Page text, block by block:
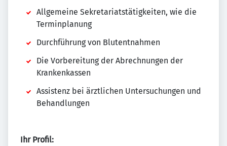
Allgemeine Sekretariatstätigkeiten, wie die
Terminplanung
Durchführung von Blutentnahmen
Die Vorbereitung der Abrechnungen der
Krankenkassen
Assistenz bei ärztlichen Untersuchungen und
Behandlungen
Ihr Profil: